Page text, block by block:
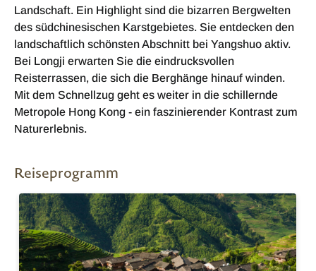
Landschaft. Ein Highlight sind die bizarren Bergwelten
des südchinesischen Karstgebietes. Sie entdecken den
landschaftlich schönsten Abschnitt bei Yangshuo aktiv.
Bei Longji erwarten Sie die eindrucksvollen
Reisterrassen, die sich die Berghänge hinauf winden.
Mit dem Schnellzug geht es weiter in die schillernde
Metropole Hong Kong - ein faszinierender Kontrast zum
Naturerlebnis.
Reiseprogramm